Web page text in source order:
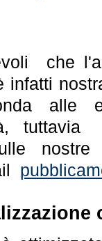
che
infatti
alle